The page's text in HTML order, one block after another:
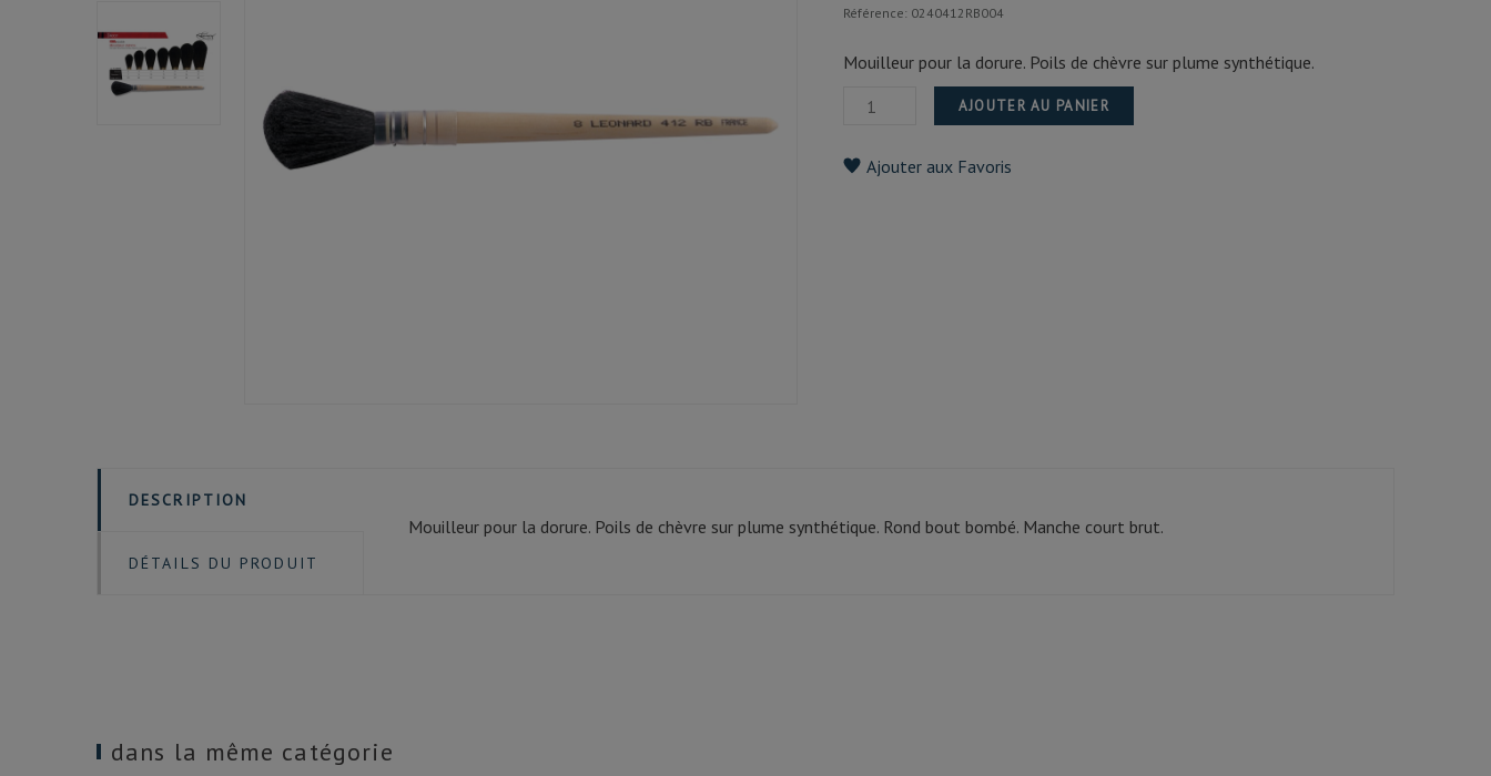
Référence: 0240412RB004
Mouilleur pour la dorure. Poils de chèvre sur plume synthétique.
AJOUTER AU PANIER
Ajouter aux Favoris
DESCRIPTION
DÉTAILS DU PRODUIT
Mouilleur pour la dorure. Poils de chèvre sur plume synthétique. Rond bout bombé. Manche court brut.
dans la même catégorie